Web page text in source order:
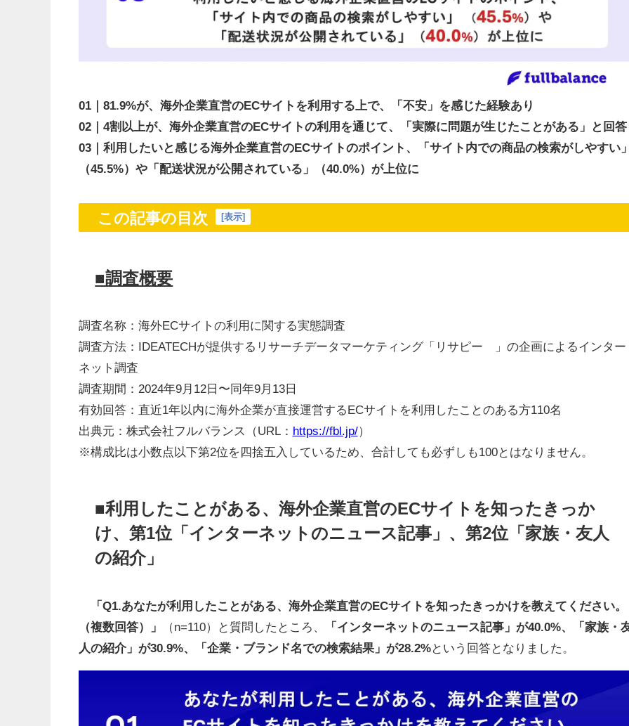
01｜81.9%が、海外企業直営のECサイトを利用する上で、「不安」を感じた経験あり
02｜4割以上が、海外企業直営のECサイトの利用を通じて、「実際に問題が生じたことがある」と回答
03｜利用したいと感じる海外企業直営のECサイトのポイント、「サイト内での商品の検索がしやすい
（45.5%）や「配送状況が公開されている」（40.0%）が上位に
この記事の目次 [表示]
■調査概要
調査名称：海外ECサイトの利用に関する実態調査
調査方法：IDEATECHが提供するリサーチデータマーケティング「リサピー®︎」の企画によるインター
ネット調査
調査期間：2024年9月12日〜同年9月13日
有効回答：直近1年以内に海外企業が直接運営するECサイトを利用したことのある方110名
出典元：株式会社フルバランス（URL： https://fbl.jp/）
※構成比は小数点以下第2位を四捨五入しているため、合計しても必ずしも100とはなりません。
■利用したことがある、海外企業直営のECサイトを知ったきっか
け、第1位「インターネットのニュース記事」、第2位「家族・友人
の紹介」
「Q1.あなたが利用したことがある、海外企業直営のECサイトを知ったきっかけを教えてください。
（複数回答）」
（n=110）と質問したところ、
「インターネットのニュース記事」が40.0%、「家族・
人の紹介」が30.9%、「企業・ブランド名での検索結果」が28.2%という回答となりました。